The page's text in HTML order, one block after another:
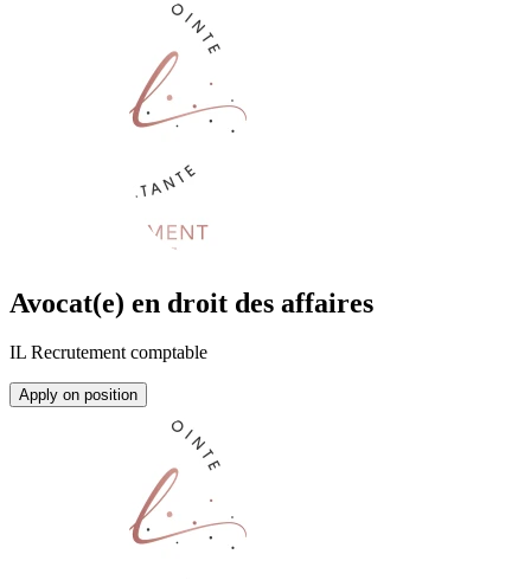
Avocat(e) en droit des affaires
IL Recrutement comptable
Apply on position